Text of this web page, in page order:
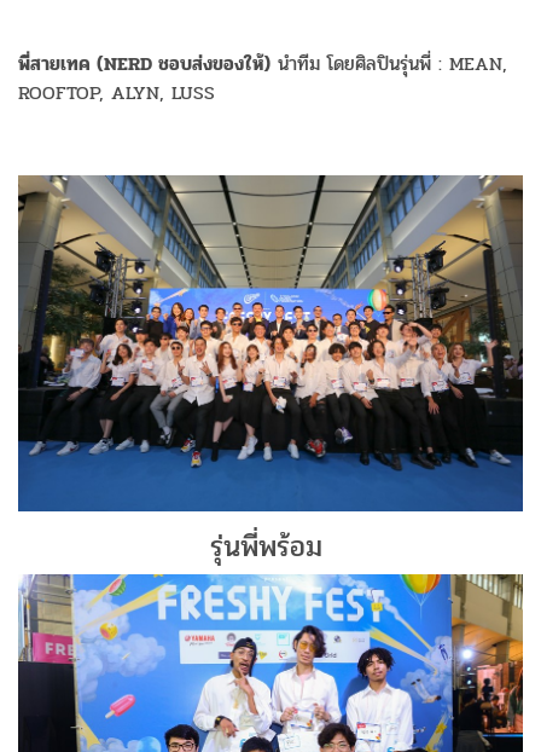
พี่สายเทค (NERD ชอบส่งของให้) นำทีม โดยศิลปินรุ่นพี่ : MEAN,
ROOFTOP, ALYN, LUSS
รุ่นพี่พร้อม